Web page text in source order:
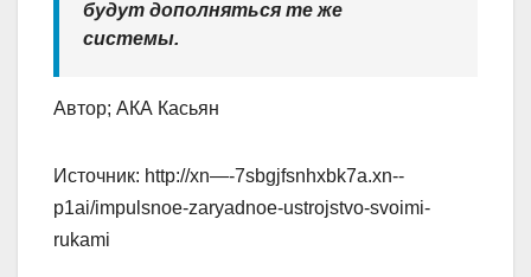
будут дополняться те же
системы.
Автор; АКА Касьян
Источник: http://xn—-7sbgjfsnhxbk7a.xn--
p1ai/impulsnoe-zaryadnoe-ustrojstvo-svoimi-
rukami